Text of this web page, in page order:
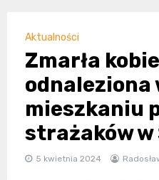
Aktualności
Zmarła
odnaleziona
mieszkaniu
strażaków w
5 kwietnia 2024